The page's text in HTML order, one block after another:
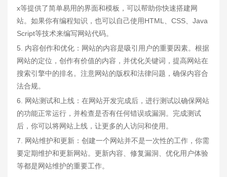
x等提供了简单易用的界面和模板，可以帮助你快速搭建网
站。如果你有编程知识，也可以自己使用HTML、CSS、Java
Script等技术来编写网站代码。
5. 内容创作和优化：网站的内容是吸引用户的重要因素。根据
网站的定位，创作有价值的内容，并优化关键词，提高网站在
搜索引擎中的排名。注意网站的版权和法律问题，确保内容合
法合规。
6. 网站测试和上线：在网站开发完成后，进行测试以确保网站
的功能正常运行，并检查是否有任何错误或漏洞。完成测试
后，你可以将网站上线，让更多的人访问和使用。
7. 网站维护和更新：创建一个网站并不是一次性的工作，你需
要定期维护和更新网站。更新内容、修复漏洞、优化用户体验
等都是网站维护的重要工作。